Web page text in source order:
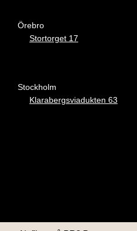
Örebro
Stortorget 17
Stockholm
Klarabergsviadukten 63